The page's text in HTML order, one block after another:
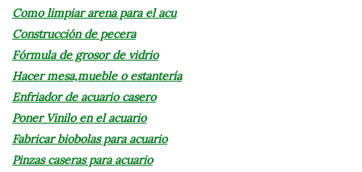
Como limpiar arena para el acu
Construcción de pecera
Fórmula de grosor de vidrio
Hacer mesa,mueble o estantería
Enfriador de acuario casero
Poner Vinilo en el acuario
Fabricar biobolas para acuario
Pinzas caseras para acuario